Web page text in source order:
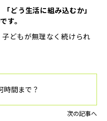
どう生活に組み込むか」
す。
どもが無理なく続けられ
時間まで？
次の記事へ